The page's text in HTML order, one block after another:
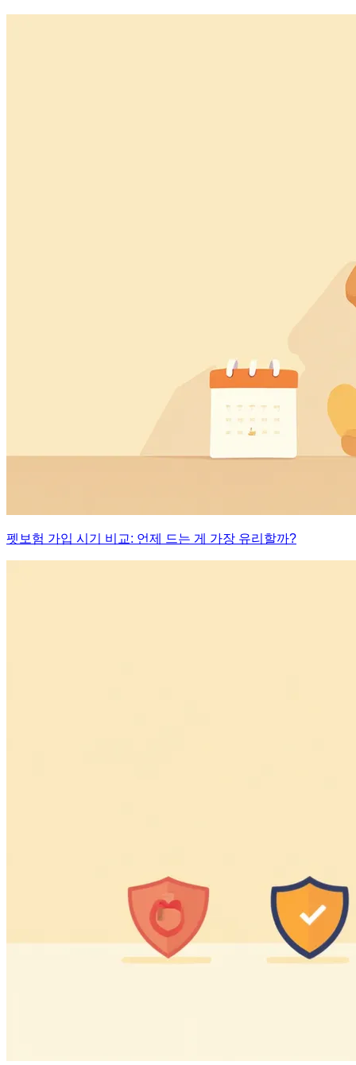
펫보험 가입 시기 비교: 언제 드는 게 가장 유리할까?